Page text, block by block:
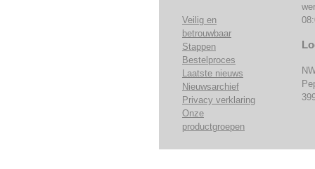
Veilig en
betrouwbaar
Stappen
Bestelproces
Laatste nieuws
Nieuwsarchief
Privacy verklaring
Onze
productgroepen